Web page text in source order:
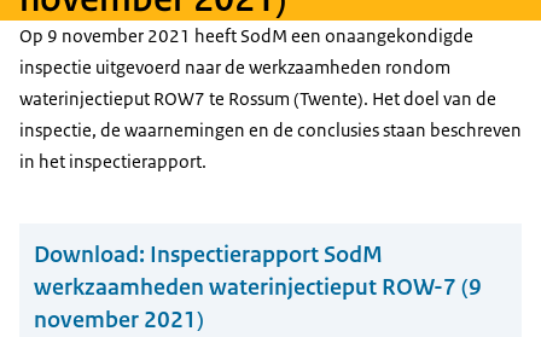
Op 9 november 2021 heeft SodM een onaangekondigde
inspectie uitgevoerd naar de werkzaamheden rondom
waterinjectieput ROW7 te Rossum (Twente). Het doel van de
inspectie, de waarnemingen en de conclusies staan beschreven
in het inspectierapport.
Download: Inspectierapport SodM
werkzaamheden waterinjectieput ROW-7 (9
november 2021)